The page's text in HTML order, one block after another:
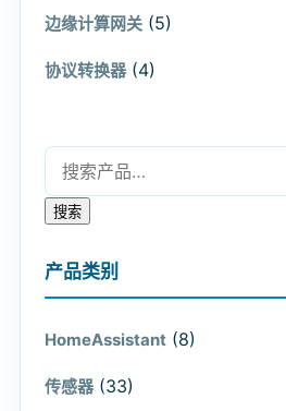
边缘计算网关 (5)
协议转换器 (4)
搜索：
搜索
产品类别
HomeAssistant (8)
传感器 (33)